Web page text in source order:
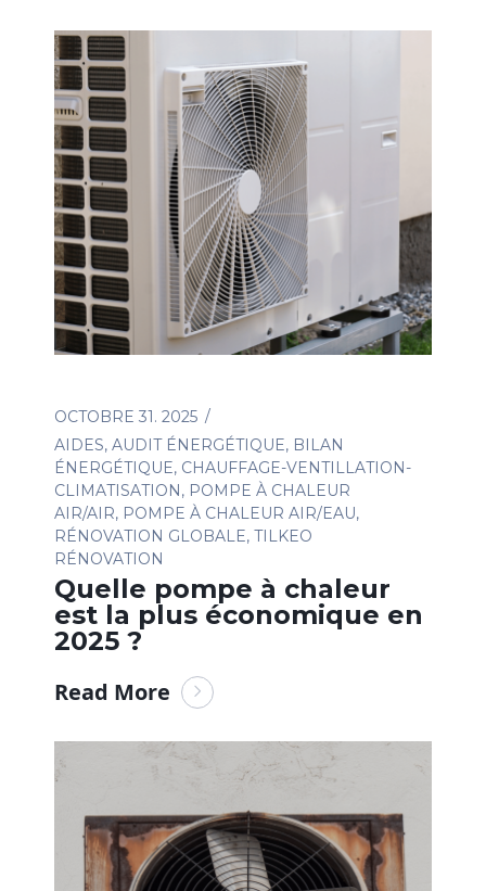
OCTOBRE 31. 2025
AIDES, AUDIT ÉNERGÉTIQUE, BILAN
ÉNERGÉTIQUE, CHAUFFAGE-VENTILLATION-
CLIMATISATION, POMPE À CHALEUR
AIR/AIR, POMPE À CHALEUR AIR/EAU,
RÉNOVATION GLOBALE, TILKEO
RÉNOVATION
Quelle pompe à chaleur
est la plus économique en
2025 ?
Read More